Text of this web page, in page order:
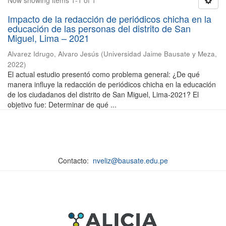
Impacto de la redacción de periódicos chicha en la
educación de las personas del distrito de San
Miguel, Lima – 2021
Alvarez Idrugo, Alvaro Jesús (Universidad Jaime Bausate y Meza,
2022)
El actual estudio presentó como problema general: ¿De qué
manera influye la redacción de periódicos chicha en la educación
de los ciudadanos del distrito de San Miguel, Lima-2021? El
objetivo fue: Determinar de qué ...
Contacto: nveliz@bausate.edu.pe